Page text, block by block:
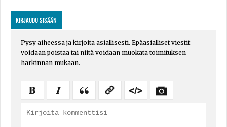
KIRJAUDU SISÄÄN
Pysy aiheessa ja kirjoita asiallisesti. Epäasialliset viestit
voidaan poistaa tai niitä voidaan muokata toimituksen
harkinnan mukaan.